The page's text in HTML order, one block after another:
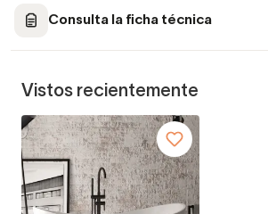
Consulta la ficha técnica
Vistos recientemente